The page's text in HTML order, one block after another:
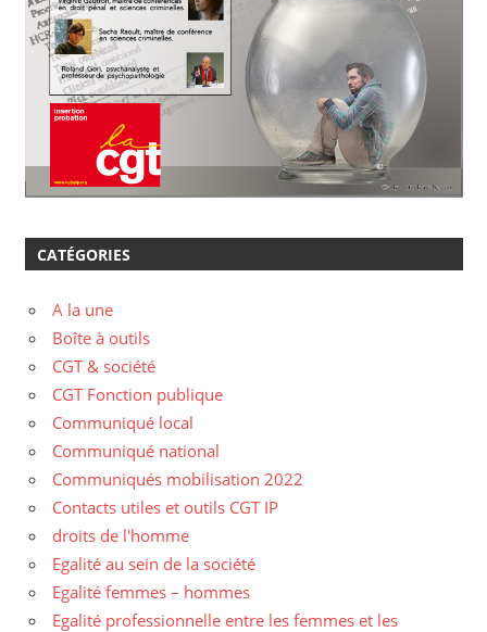
CATÉGORIES
A la une
Boîte à outils
CGT & société
CGT Fonction publique
Communiqué local
Communiqué national
Communiqués mobilisation 2022
Contacts utiles et outils CGT IP
droits de l'homme
Egalité au sein de la société
Egalité femmes – hommes
Egalité professionnelle entre les femmes et les